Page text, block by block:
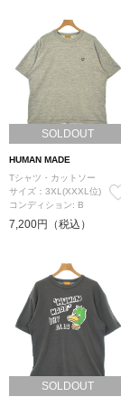
SOLDOUT
HUMAN MADE
Tシャツ・カットソー
サイズ：3XL(XXXL位)
コンディション: B
7,200円（税込）
SOLDOUT